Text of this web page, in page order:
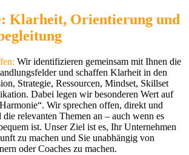
Klarheit, Orientierung und
: Wir identifizieren gemeinsam mit Ihnen die
und schaffen Klarheit in den
Strategie, Ressourcen, Mindset, Skillset
Dabei legen wir besonderen Wert auf
Wir sprechen offen, direkt und
die relevanten Themen an – auch wenn es
ist. Unser Ziel ist es, Ihr Unternehmen
zu machen und Sie unabhängig von
oder Coaches zu machen.